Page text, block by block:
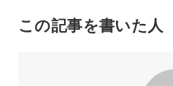
この記事を書いた人